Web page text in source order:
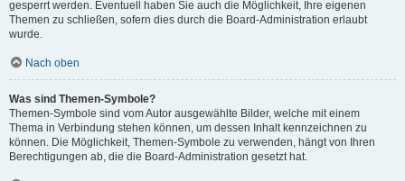
gesperrt werden. Eventuell haben Sie auch die Möglichkeit, Ihre eigenen
Themen zu schließen, sofern dies durch die Board-Administration erlaubt
wurde.
Nach oben
Was sind Themen-Symbole?
Themen-Symbole sind vom Autor ausgewählte Bilder, welche mit einem
Thema in Verbindung stehen können, um dessen Inhalt kennzeichnen zu
können. Die Möglichkeit, Themen-Symbole zu verwenden, hängt von Ihren
Berechtigungen ab, die die Board-Administration gesetzt hat.